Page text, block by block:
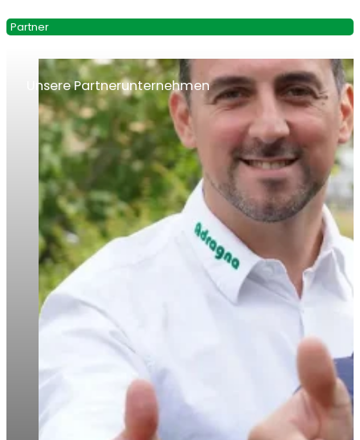
Partner
Unsere Partnerunternehmen